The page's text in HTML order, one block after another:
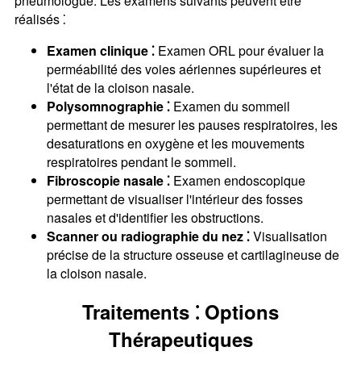
réalisés ⁚
Examen clinique ⁚Examen ORL pour évaluer la
perméabilité des voies aériennes supérieures et
l'état de la cloison nasale.
Polysomnographie ⁚Examen du sommeil
permettant de mesurer les pauses respiratoires, les
desaturations en oxygène et les mouvements
respiratoires pendant le sommeil.
Fibroscopie nasale ⁚Examen endoscopique
permettant de visualiser l'intérieur des fosses
nasales et d'identifier les obstructions.
Scanner ou radiographie du nez ⁚Visualisation
précise de la structure osseuse et cartilagineuse de
la cloison nasale.
Traitements ⁚ Options
Thérapeutiques